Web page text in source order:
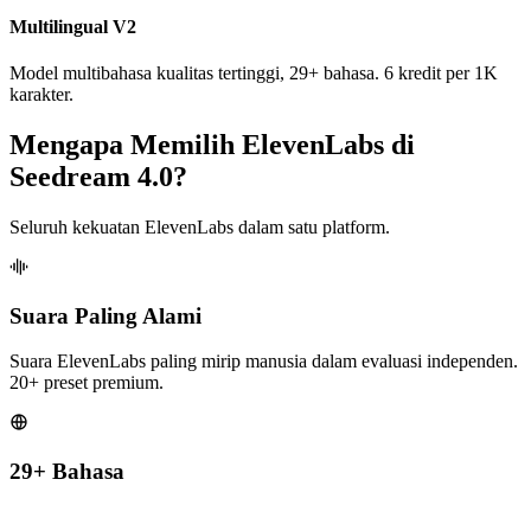
Multilingual V2
Model multibahasa kualitas tertinggi, 29+ bahasa. 6 kredit per 1K
karakter.
Mengapa Memilih ElevenLabs di
Seedream 4.0?
Seluruh kekuatan ElevenLabs dalam satu platform.
Suara Paling Alami
Suara ElevenLabs paling mirip manusia dalam evaluasi independen.
20+ preset premium.
29+ Bahasa